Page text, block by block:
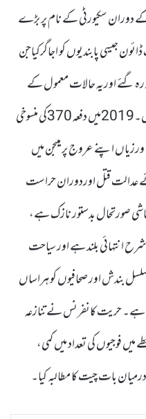
سکیورٹی کے نام پر بڑے
جیسی پابندیوں کو اجاگرکیاجن
گئے اوریہ حالات معمول کے
مطابق ہونے کے دعوے کی نفی کرتے ہیں۔2019میں دفعہ370کی منسوخی
اپنے عروج پر ہیںجن میں
عدالت قتل اوردوران حراست
صورتحال بدستور نازک ہے،
انتہائی بلند ہے اور سیاحت
بندش اور صحافیوں کو ہراساں
ہے۔ حریت کانفرنس نے تنازعہ
فوجیوں کی تعداد میں کمی،
بات چیت کا مطالبہ کیا۔